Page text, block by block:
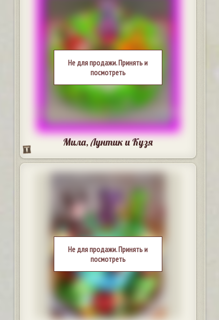
Не для продажи. Принять и
посмотреть
Мила, Лунтик и Кузя
Не для продажи. Принять и
посмотреть